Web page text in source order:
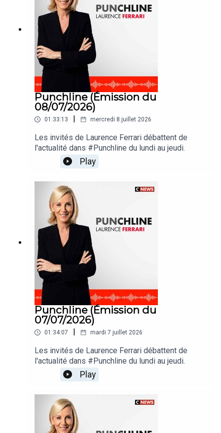
Punchline (Émission du
08/07/2026)
01:33:13 | mercredi 8 juillet 2026
Les invités de Laurence Ferrari débattent de
l'actualité dans #Punchline du lundi au jeudi.
Play
Punchline (Émission du
07/07/2026)
01:34:07 | mardi 7 juillet 2026
Les invités de Laurence Ferrari débattent de
l'actualité dans #Punchline du lundi au jeudi.
Play